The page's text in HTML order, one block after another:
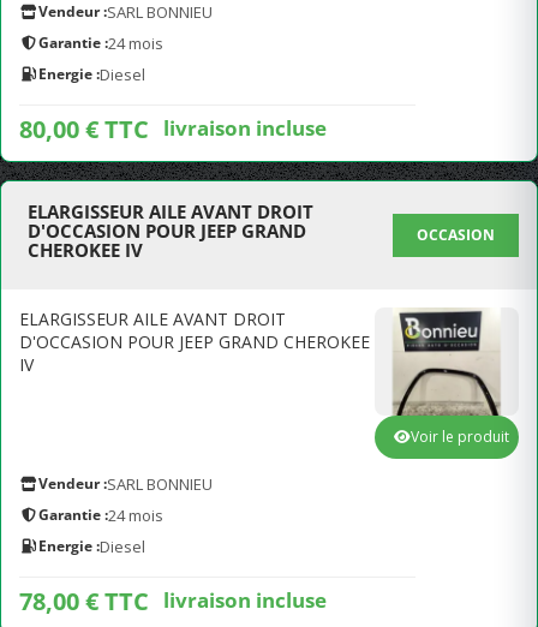
Vendeur :SARL BONNIEU
Garantie :24 mois
Energie :Diesel
80,00 € TTC livraison incluse
ELARGISSEUR AILE AVANT DROIT
D'OCCASION POUR JEEP GRAND
CHEROKEE IV
OCCASION
ELARGISSEUR AILE AVANT DROIT
D'OCCASION POUR JEEP GRAND CHEROKEE
IV
Vendeur :SARL BONNIEU
Garantie :24 mois
Energie :Diesel
78,00 € TTC livraison incluse
Voir le produit